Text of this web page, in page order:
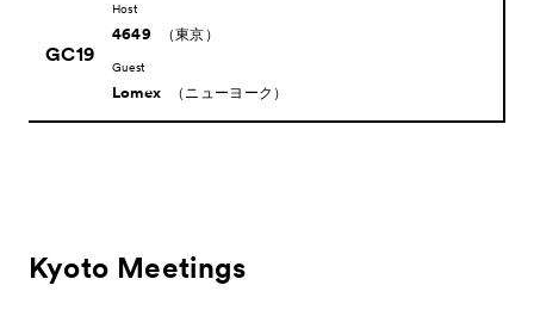
GC19
Host
4649 （東京）
Guest
Lomex （ニューヨーク）
Kyoto Meetings